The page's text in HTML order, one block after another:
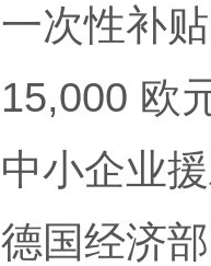
一次性补
15,000 欧
中小企业
德国经济